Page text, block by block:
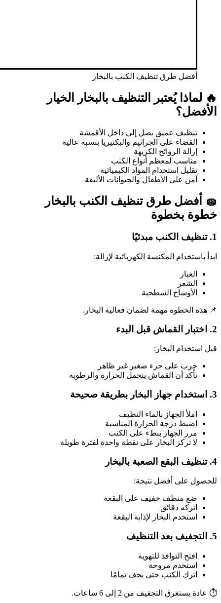
أفضل طرق تنظيف الكنب بالبخار
🔥 لماذا يُعتبر التنظيف بالبخار الخيار
الأفضل؟
تنظيف عميق يصل إلى داخل الأقمشة
القضاء على الجراثيم والبكتيريا بنسبة عالية
إزالة الروائح الكريهة
مناسب لمعظم أنواع الكنب
تقليل استخدام المواد الكيميائية
آمن على الأطفال والحيوانات الأليفة
🧽 أفضل طرق تنظيف الكنب بالبخار
خطوة بخطوة
1. تنظيف الكنب مبدئيًا
ابدأ باستخدام المكنسة الكهربائية لإزالة:
الغبار
الشعر
الأوساخ السطحية
📌 هذه الخطوة مهمة لضمان فعالية البخار.
2. اختبار القماش قبل البدء
قبل استخدام البخار:
جرب على جزء صغير غير ظاهر
تأكد أن القماش يتحمل الحرارة والرطوبة
3. استخدام جهاز البخار بطريقة صحيحة
املأ الجهاز بالماء النظيف
اضبط درجة الحرارة المناسبة
مرر الجهاز ببطء على الكنب
لا تركز البخار على نقطة واحدة لفترة طويلة
4. تنظيف البقع الصعبة بالبخار
للحصول على أفضل نتيجة:
ضع منظف خفيف على البقعة
اتركه دقائق
استخدم البخار لإذابة البقعة
5. التجفيف بعد التنظيف
افتح النوافذ للتهوية
استخدم مروحة
اترك الكنب حتى يجف تمامًا
⏱️ عادة يستغرق التجفيف من 2 إلى 6 ساعات.